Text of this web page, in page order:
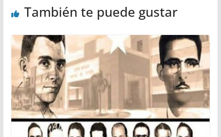
También te puede gustar